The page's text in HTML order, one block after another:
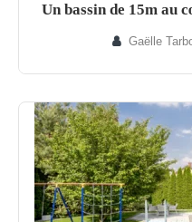
Un bassin de 15m au
Gaëlle